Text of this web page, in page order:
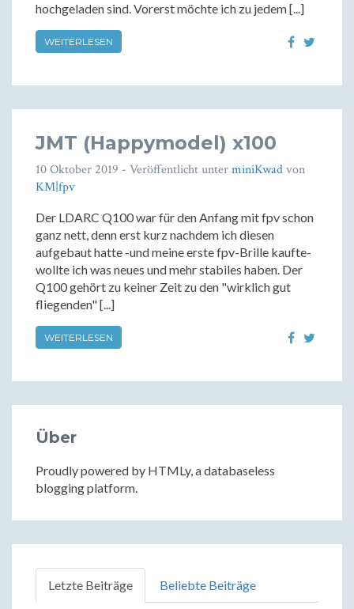
hochgeladen sind. Vorerst möchte ich zu jedem [...]
WEITERLESEN
JMT (Happymodel) x100
10 Oktober 2019 - Veröffentlicht unterminiKwadvon
KM|fpv
Der LDARC Q100 war für den Anfang mit fpv schon
ganz nett, denn erst kurz nachdem ich diesen
aufgebaut hatte -und meine erste fpv-Brille kaufte-
wollte ich was neues und mehr stabiles haben. Der
Q100 gehört zu keiner Zeit zu den "wirklich gut
fliegenden" [...]
WEITERLESEN
Über
Proudly powered by HTMLy, a databaseless
blogging platform.
Letzte Beiträge Beliebte Beiträge